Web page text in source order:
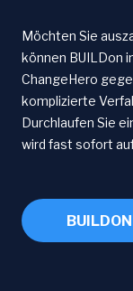
Möchten Sie
können BUILDon
ChangeHero
komplizierte
Durchlaufen Sie
wird fast sofort